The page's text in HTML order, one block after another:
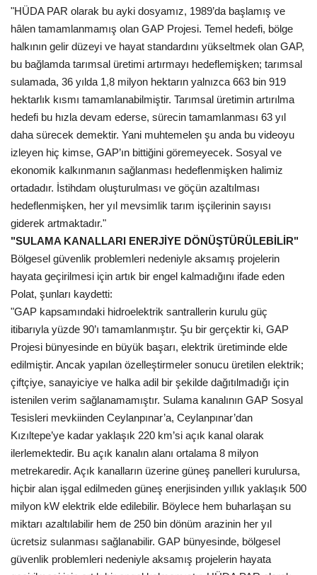
"HÜDA PAR olarak bu ayki dosyamız, 1989’da başlamış ve
hâlen tamamlanmamış olan GAP Projesi. Temel hedefi, bölge
halkının gelir düzeyi ve hayat standardını yükseltmek olan GAP,
bu bağlamda tarımsal üretimi artırmayı hedeflemişken; tarımsal
sulamada, 36 yılda 1,8 milyon hektarın yalnızca 663 bin 919
hektarlık kısmı tamamlanabilmiştir. Tarımsal üretimin artırılma
hedefi bu hızla devam ederse, sürecin tamamlanması 63 yıl
daha sürecek demektir. Yani muhtemelen şu anda bu videoyu
izleyen hiç kimse, GAP’ın bittiğini göremeyecek. Sosyal ve
ekonomik kalkınmanın sağlanması hedeflenmişken halimiz
ortadadır. İstihdam oluşturulması ve göçün azaltılması
hedeflenmişken, her yıl mevsimlik tarım işçilerinin sayısı
giderek artmaktadır."
"SULAMA KANALLARI ENERJİYE DÖNÜŞTÜRÜLEBİLİR"
Bölgesel güvenlik problemleri nedeniyle aksamış projelerin
hayata geçirilmesi için artık bir engel kalmadığını ifade eden
Polat, şunları kaydetti:
"GAP kapsamındaki hidroelektrik santrallerin kurulu güç
itibarıyla yüzde 90’ı tamamlanmıştır. Şu bir gerçektir ki, GAP
Projesi bünyesinde en büyük başarı, elektrik üretiminde elde
edilmiştir. Ancak yapılan özelleştirmeler sonucu üretilen elektrik;
çiftçiye, sanayiciye ve halka adil bir şekilde dağıtılmadığı için
istenilen verim sağlanamamıştır. Sulama kanalının GAP Sosyal
Tesisleri mevkiinden Ceylanpınar’a, Ceylanpınar’dan
Kızıltepe’ye kadar yaklaşık 220 km’si açık kanal olarak
ilerlemektedir. Bu açık kanalın alanı ortalama 8 milyon
metrekaredir. Açık kanalların üzerine güneş panelleri kurulursa,
hiçbir alan işgal edilmeden güneş enerjisinden yıllık yaklaşık 500
milyon kW elektrik elde edilebilir. Böylece hem buharlaşan su
miktarı azaltılabilir hem de 250 bin dönüm arazinin her yıl
ücretsiz sulanması sağlanabilir. GAP bünyesinde, bölgesel
güvenlik problemleri nedeniyle aksamış projelerin hayata